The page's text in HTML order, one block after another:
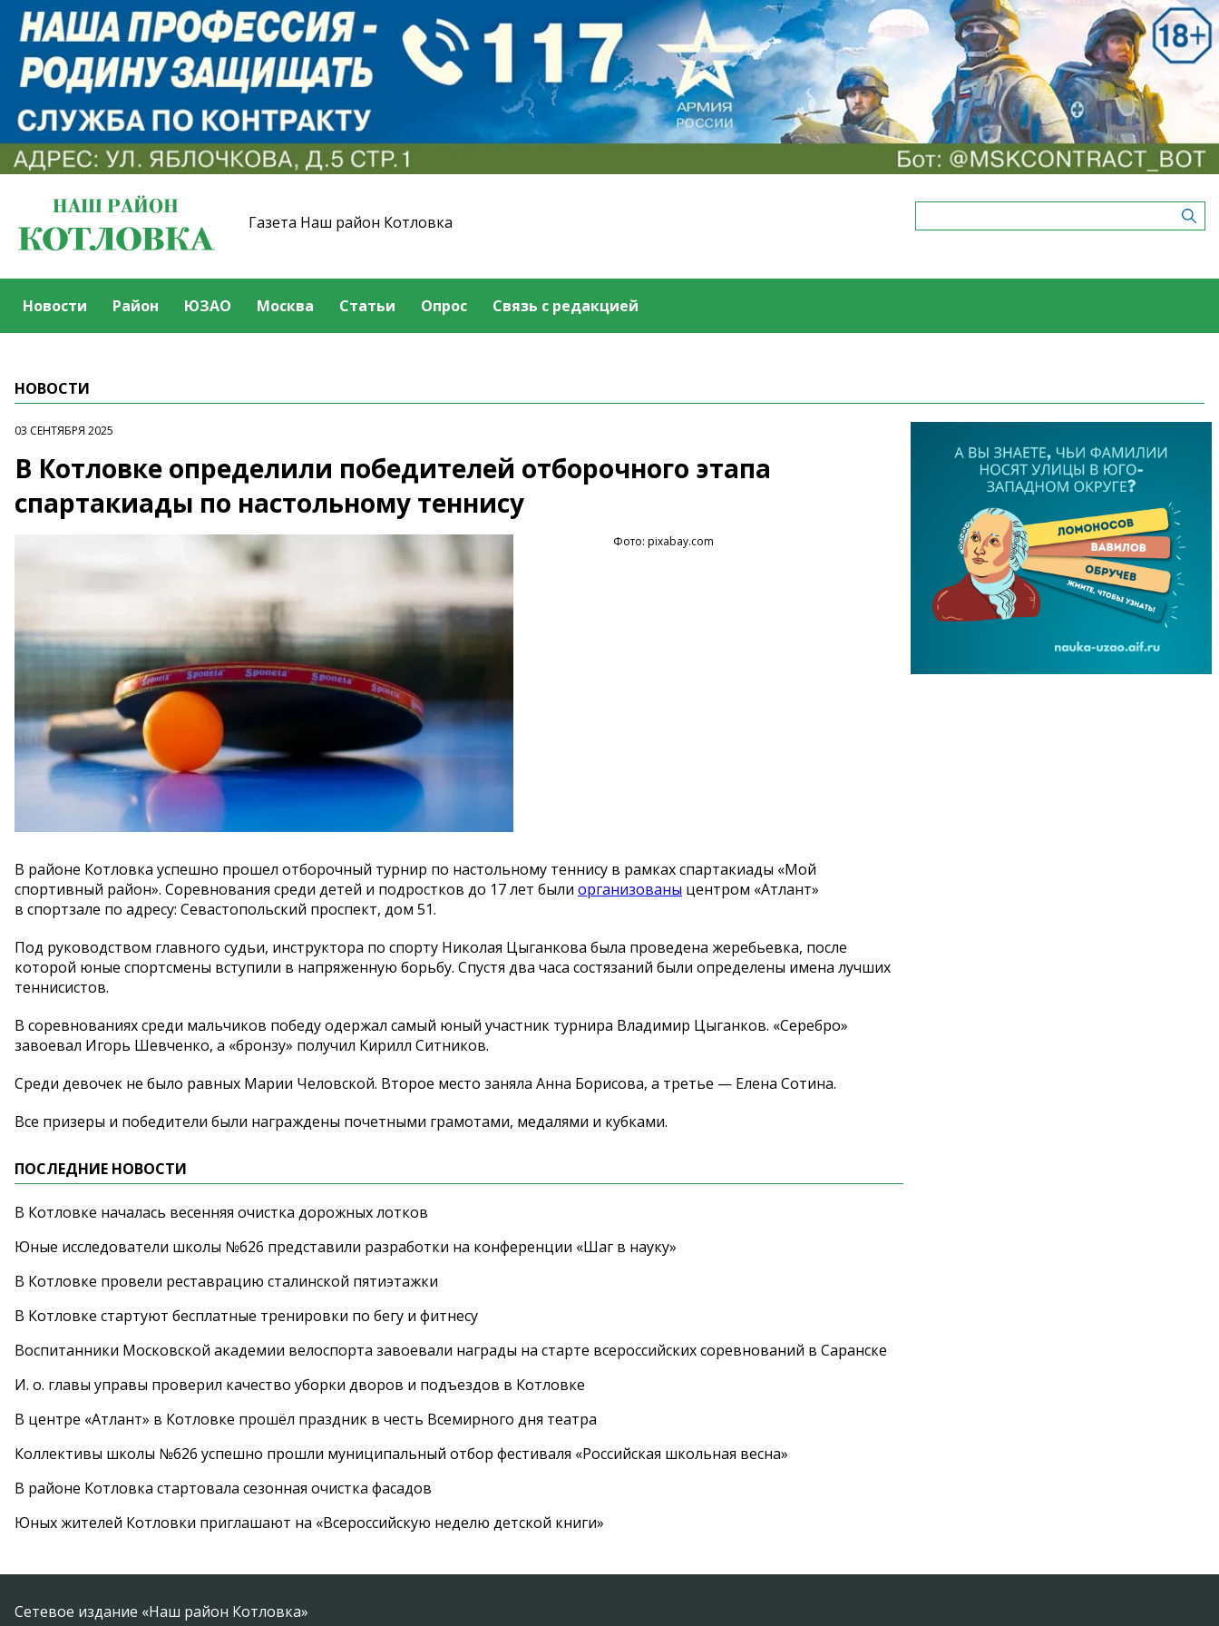
Газета Наш район Котловка
Новости Район ЮЗАО Москва Статьи Опрос Связь с редакцией
НОВОСТИ
03 СЕНТЯБРЯ 2025
В Котловке определили победителей отборочного этапа
спартакиады по настольному теннису
Фото: pixabay.com
В районе Котловка успешно прошел отборочный турнир по настольному теннису в рамках спартакиады «Мой
спортивный район». Соревнования среди детей и подростков до 17 лет были организованы центром «Атлант»
в спортзале по адресу: Севастопольский проспект, дом 51.
Под руководством главного судьи, инструктора по спорту Николая Цыганкова была проведена жеребьевка, после
которой юные спортсмены вступили в напряженную борьбу. Спустя два часа состязаний были определены имена лучших
теннисистов.
В соревнованиях среди мальчиков победу одержал самый юный участник турнира Владимир Цыганков. «Серебро»
завоевал Игорь Шевченко, а «бронзу» получил Кирилл Ситников.
Среди девочек не было равных Марии Человской. Второе место заняла Анна Борисова, а третье — Елена Сотина.
Все призеры и победители были награждены почетными грамотами, медалями и кубками.
ПОСЛЕДНИЕ НОВОСТИ
В Котловке началась весенняя очистка дорожных лотков
Юные исследователи школы №626 представили разработки на конференции «Шаг в науку»
В Котловке провели реставрацию сталинской пятиэтажки
В Котловке стартуют бесплатные тренировки по бегу и фитнесу
Воспитанники Московской академии велоспорта завоевали награды на старте всероссийских соревнований в Саранске
И. о. главы управы проверил качество уборки дворов и подъездов в Котловке
В центре «Атлант» в Котловке прошёл праздник в честь Всемирного дня театра
Коллективы школы №626 успешно прошли муниципальный отбор фестиваля «Российская школьная весна»
В районе Котловка стартовала сезонная очистка фасадов
Юных жителей Котловки приглашают на «Всероссийскую неделю детской книги»
Сетевое издание «Наш район Котловка»